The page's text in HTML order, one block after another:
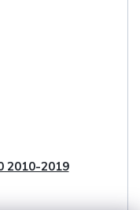
2010-2019